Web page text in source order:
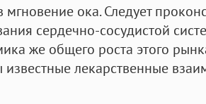
ока. Следует
сердечно-сосудистой
же общего роста этого
лекарственные